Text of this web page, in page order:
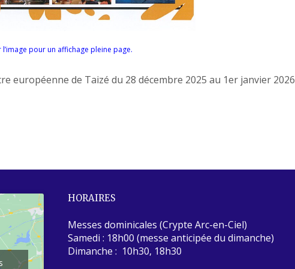
l’image pour un affichage pleine page.
européenne de Taizé du 28 décembre 2025 au 1er janvier 2026
HORAIRES
Messes dominicales (Crypte Arc-en-Ciel)
Samedi : 18h00 (messe anticipée du dimanche)
Dimanche : 10h30, 18h30